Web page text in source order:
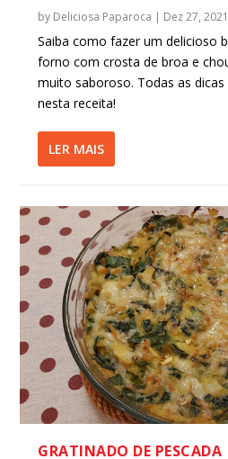
by Deliciosa Paparoca | Dez 27, 2021
Saiba como fazer um delicioso
forno com crosta de broa e
muito saboroso. Todas as
nesta receita!
LER MAIS
GRATINADO DE PESCADA